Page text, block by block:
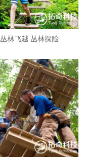
丛林飞越 丛林探险